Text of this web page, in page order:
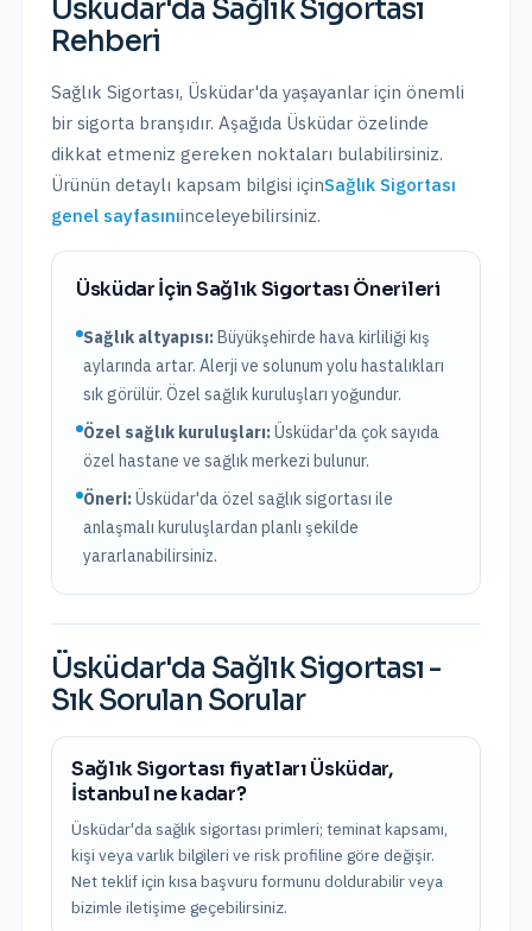
Üsküdar'da Sağlık Sigortası
Rehberi
Sağlık Sigortası, Üsküdar'da yaşayanlar için önemli
bir sigorta branşıdır. Aşağıda Üsküdar özelinde
dikkat etmeniz gereken noktaları bulabilirsiniz.
Ürünün detaylı kapsam bilgisi içinSağlık Sigortası
genel sayfasınıinceleyebilirsiniz.
ÜsküdarİçinSağlık SigortasıÖnerileri
Sağlık altyapısı:Büyükşehirde hava kirliliği kış
aylarında artar. Alerji ve solunum yolu hastalıkları
sık görülür. Özel sağlık kuruluşları yoğundur.
Özel sağlık kuruluşları:Üsküdar'da çok sayıda
özel hastane ve sağlık merkezi bulunur.
Öneri:Üsküdar'da özel sağlık sigortası ile
anlaşmalı kuruluşlardan planlı şekilde
yararlanabilirsiniz.
Üsküdar'da Sağlık Sigortası -
Sık Sorulan Sorular
Sağlık Sigortası fiyatları Üsküdar,
İstanbul ne kadar?
Üsküdar'da sağlık sigortası primleri; teminat kapsamı,
kişi veya varlık bilgileri ve risk profiline göre değişir.
Net teklif için kısa başvuru formunu doldurabilir veya
bizimle iletişime geçebilirsiniz.